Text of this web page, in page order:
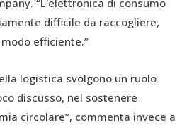
“L'elettronica di consumo
difficile da raccogliere,
efficiente.”
logistica svolgono un ruolo
discusso, nel sostenere
circolare”, commenta invece a